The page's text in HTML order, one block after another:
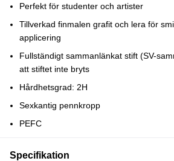
Perfekt för studenter och artister
Tillverkad finmalen grafit och lera för
applicering
Fullständigt sammanlänkat stift (SV-
att stiftet inte bryts
Hårdhetsgrad: 2H
Sexkantig pennkropp
PEFC
Specifikation